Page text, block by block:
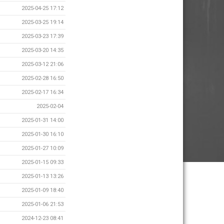
2025-04-25 17:12
2025-03-25 19:14
2025-03-23 17:39
2025-03-20 14:35
2025-03-12 21:06
2025-02-28 16:50
2025-02-17 16:34
2025-02-04
2025-01-31 14:00
2025-01-30 16:10
2025-01-27 10:09
2025-01-15 09:33
2025-01-13 13:26
2025-01-09 18:40
2025-01-06 21:53
2024-12-23 08:41